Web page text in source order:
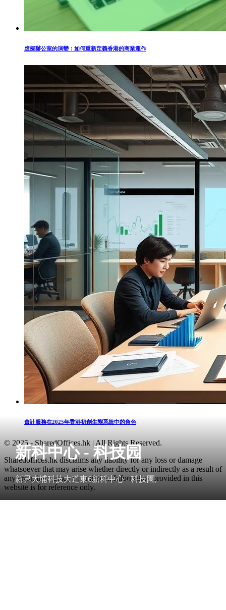
新科中心 - 科技园
新界大埔科技大道東6新科中心 - 科技園,
虛擬辦公室的演變：如何重新定義香港的商業運作
會計服務在2025年香港初創生態系統中的角色
© 2025 - SharedOffices.hk | All Rights Reserved.
Sharedoffices.hk disclaims any liability for any loss or damage
whatsoever that may arise whether directly or indirectly as a result of
any error, inaccuracy or omission. Information provided in this
website is for reference only.